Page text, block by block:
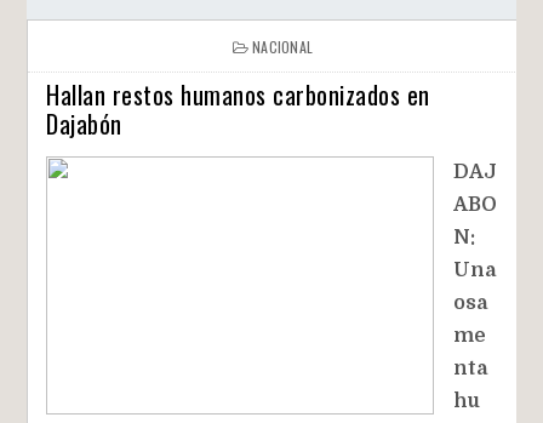
NACIONAL
Hallan restos humanos carbonizados en
Dajabón
DAJ
ABO
N:
Una
osa
me
nta
hu